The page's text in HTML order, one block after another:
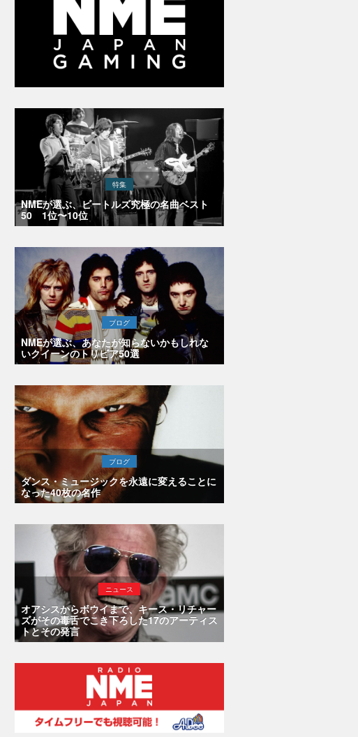
特集
NMEが選ぶ、ビートルズ究極の名曲ベスト
50 1位〜10位
ブログ
NMEが選ぶ、あなたが知らないかもしれな
いクイーンのトリビア50選
ブログ
ダンス・ミュージックを永遠に変えることに
なった40枚の名作
ニュース
オアシスからボウイまで、キース・リチャー
ズがその毒舌でこき下ろした17のアーティス
トとその発言